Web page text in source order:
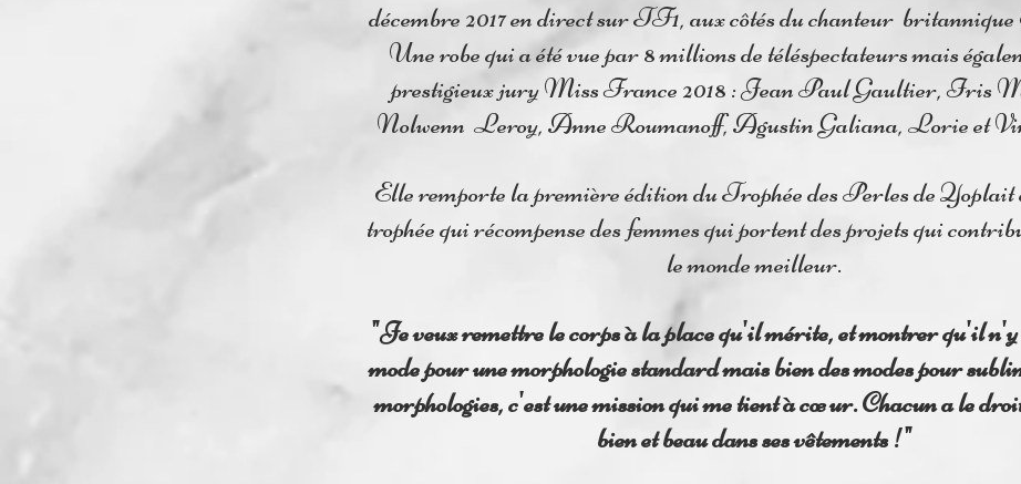
décembre 2017 en direct sur TF1, aux côtés du chanteur
Une robe qui a été vue par 8 millions de téléspectateurs mais
prestigieux jury Miss France 2018 : Jean Paul Gaultier, Iris
Nolwenn Leroy, Anne Roumanoff, Agustin Galiana, Lorie et
Elle remporte la première édition du Trophée des Perles de Yoplait
trophée qui récompense des femmes qui portent des projets qui
le monde meilleur.
"Je veux remettre le corps à la place qu'il mérite, et montrer qu'il n'y
mode pour une morphologie standard mais bien des modes pour
morphologies, c'est une mission qui me tient à cœur. Chacun a le
bien et beau dans ses vêtements !"